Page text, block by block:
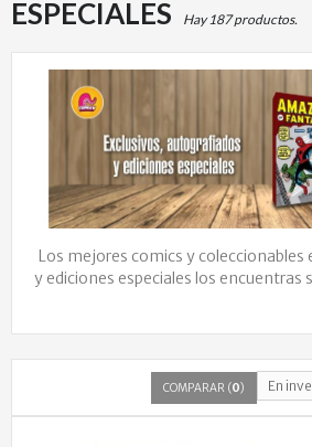
ESPECIALES
Hay 187 productos.
Los mejores comics y coleccionables
y ediciones especiales los encuentras
En
COMPARAR (0)